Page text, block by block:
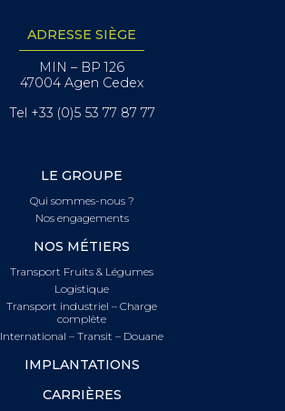
ADRESSE SIÈGE
MIN – BP 126
47004 Agen Cedex
Tel +33 (0)5 53 77 87 77
LE GROUPE
Qui sommes-nous ?
Nos engagements
NOS MÉTIERS
Transport Fruits & Légumes
Logistique
Transport industriel – Charge
complète
International – Transit – Douane
IMPLANTATIONS
CARRIÈRES